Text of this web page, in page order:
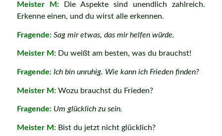
Meister M:Die Aspekte sind unendlich zahlreich.
Erkenne einen, und du wirst alle erkennen.
Fragende: Sag mir etwas, das mir helfen würde.
Meister M:Du weißt am besten, was du brauchst!
Fragende: Ich bin unruhig. Wie kann ich Frieden finden?
Meister M:Wozu brauchst du Frieden?
Fragende: Um glücklich zu sein.
Meister M:Bist du jetzt nicht glücklich?